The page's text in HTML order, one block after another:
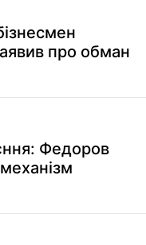
про обман
Федоров